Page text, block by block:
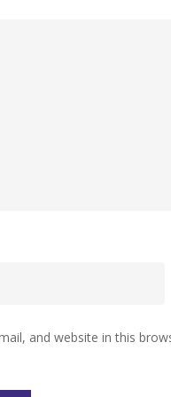
and website in this